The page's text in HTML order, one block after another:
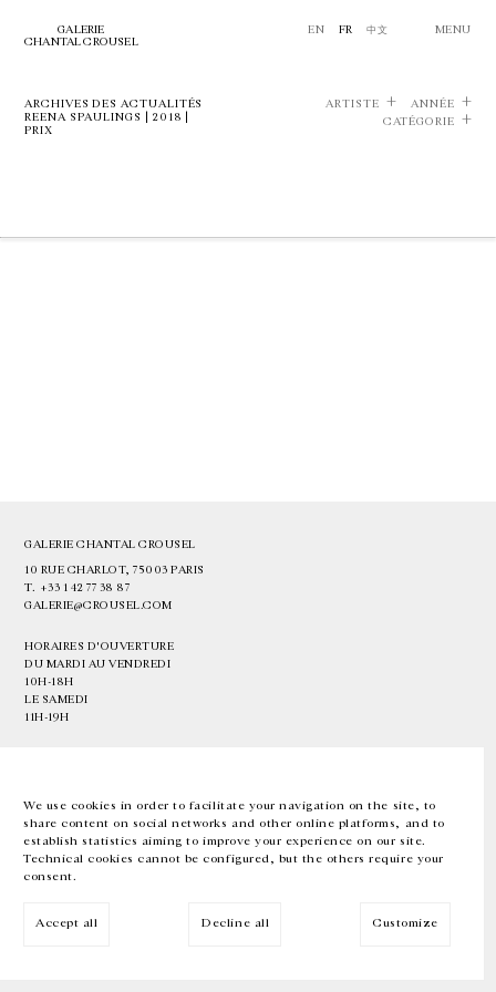
We use cookies in order to facilitate your navigation on the site, to
share content on social networks and other online platforms, and to
establish statistics aiming to improve your experience on our site.
Technical cookies cannot be configured, but the others require your
consent.
Accept all Decline all Customize
GALERIE
CHANTAL CROUSEL
EN FR 中文 MENU
ARCHIVES DES ACTUALITÉS
REENA SPAULINGS | 2018 |
PRIX
ARTISTE
ANNÉE
CATÉGORIE
GALERIE CHANTAL CROUSEL
10 RUE CHARLOT, 75003 PARIS
T. +33 1 42 77 38 87
GALERIE@CROUSEL.COM
HORAIRES D'OUVERTURE
DU MARDI AU VENDREDI
10H-18H
LE SAMEDI
11H-19H
EN FR 中文 Facebook Instagram
Inscrivez-vous à notre newsletter